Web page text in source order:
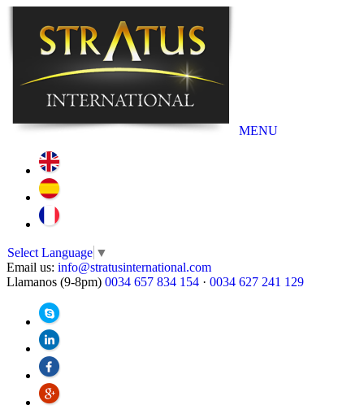
MENU
Select Language ▼
Email us: info@stratusinternational.com
Llamanos (9-8pm) 0034 657 834 154 · 0034 627 241 129